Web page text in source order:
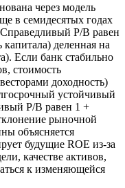
через модель
в семидесятых годах
P/B равен
деленная на
Если банк стабильно
стоимость
доходность)
устойчивый
P/B равен 1 +
рыночной
объясняется
будущие ROE из-за
качестве активов,
к изменяющейся